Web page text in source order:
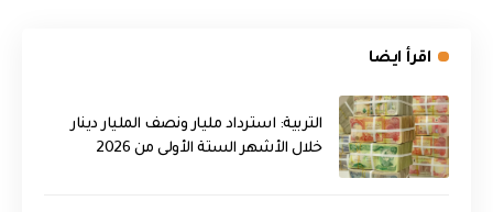
اقرأ ايضا
التربية: استرداد مليار ونصف المليار دينار
خلال الأشهر الستة الأولى من 2026